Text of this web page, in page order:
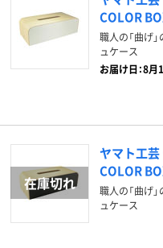
COLOR
職人の「曲げ
ュケース
お届け日：8月
ヤマト工
COLOR
職人の「曲げ
ュケース